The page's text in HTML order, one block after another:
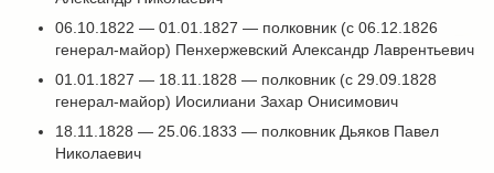
06.10.1822 — 01.01.1827 — полковник (с 06.12.1826
генерал-майор) Пенхержевский Александр Лаврентьевич
01.01.1827 — 18.11.1828 — полковник (с 29.09.1828
генерал-майор) Иосилиани Захар Онисимович
18.11.1828 — 25.06.1833 — полковник Дьяков Павел
Николаевич